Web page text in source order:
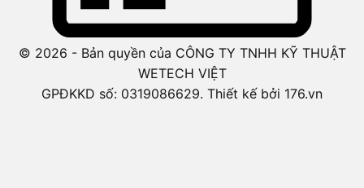
© 2026 - Bản quyền của CÔNG TY TNHH KỸ THUẬT
WETECH VIỆT
GPĐKKD số: 0319086629. Thiết kế bởi 176.vn